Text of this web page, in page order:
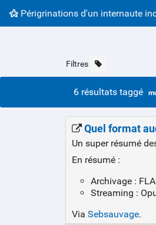
Périgrinations d'un internaute
Filtres
6 résultats taggé
Quel format
Un super résumé
En résumé :
Archivage :
Streaming :
Via Sebsauvage.